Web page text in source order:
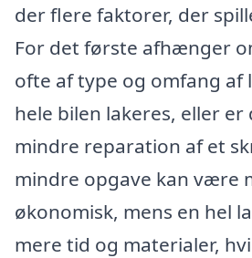
der flere faktorer, der
For det første afhænger
ofte af type og omfang af
hele bilen lakeres, eller
mindre reparation af et
mindre opgave kan være
økonomisk, mens en hel
mere tid og materialer,